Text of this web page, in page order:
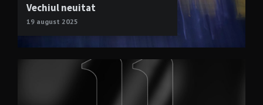
Vechiul neuitat
19 august 2025